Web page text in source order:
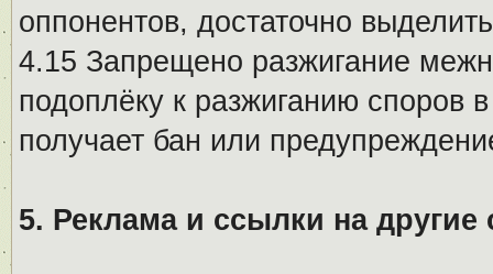
оппонентов, достаточно
4.15 Запрещено разжигание
подоплёку к разжиганию споров
получает бан или
5. Реклама и ссылки на другие